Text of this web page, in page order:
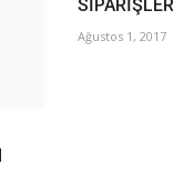
Ağustos 1, 2017